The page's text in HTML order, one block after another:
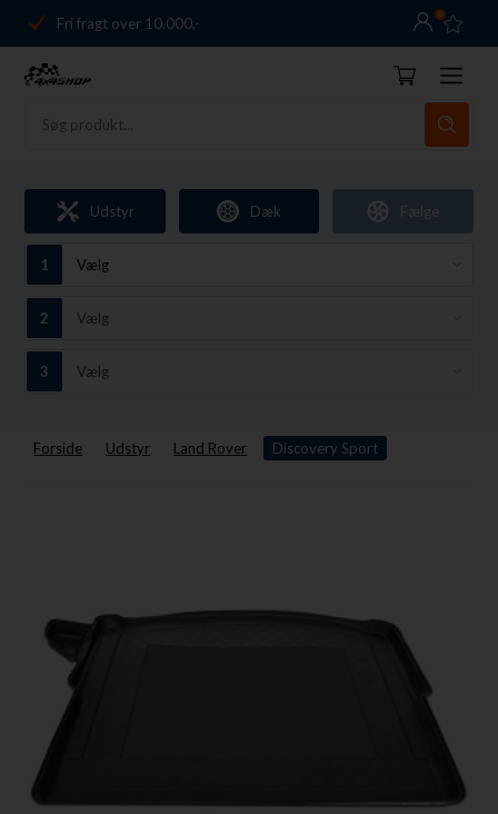
Fri fragt over 10.000,-
Danmarks førende
14 dages returret
Fri fragt over 10.000,-
Danmarks førende
14 dages returret
0
Udstyr Dæk Fælge
Forside Udstyr Land Rover Discovery Sport